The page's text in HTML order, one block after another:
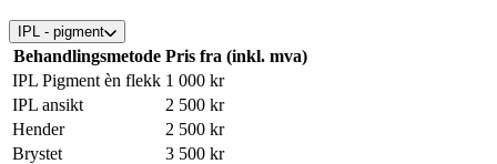
IPL - pigment
Behandlingsmetode Pris fra (inkl. mva)
IPL Pigment èn flekk 1 000 kr
IPL ansikt
2 500 kr
Hender
2 500 kr
Brystet
3 500 kr